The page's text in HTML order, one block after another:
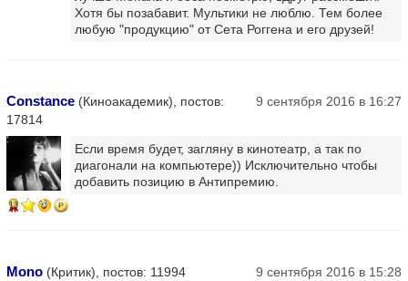
Хотя бы позабавит. Мультики не люблю. Тем более
любую "продукцию" от Сета Роггена и его друзей!
Constance (Киноакадемик), постов:
17814
9 сентября 2016 в 16:27
13
Если время будет, загляну в кинотеатр, а так по
диагонали на компьютере)) Исключительно чтобы
добавить позицию в Антипремию.
Mono (Критик), постов: 11994 9 сентября 2016 в 15:28